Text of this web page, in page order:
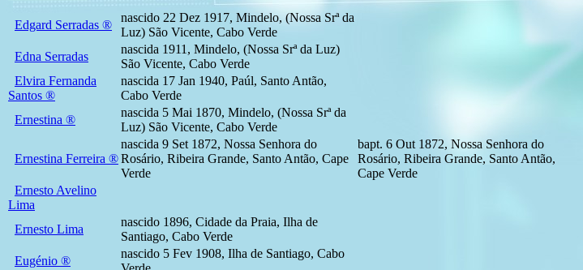
Edgard Serradas ®
nascido 22 Dez 1917, Mindelo, (Nossa Srª da
Luz) São Vicente, Cabo Verde
Edna Serradas
nascida 1911, Mindelo, (Nossa Srª da Luz)
São Vicente, Cabo Verde
Elvira Fernanda
Santos ®
nascida 17 Jan 1940, Paúl, Santo Antão,
Cabo Verde
Ernestina ®
nascida 5 Mai 1870, Mindelo, (Nossa Srª da
Luz) São Vicente, Cabo Verde
Ernestina Ferreira ®
nascida 9 Set 1872, Nossa Senhora do
Rosário, Ribeira Grande, Santo Antão, Cape
Verde
bapt. 6 Out 1872, Nossa Senhora do
Rosário, Ribeira Grande, Santo Antão,
Cape Verde
Ernesto Avelino
Lima
Ernesto Lima
nascido 1896, Cidade da Praia, Ilha de
Santiago, Cabo Verde
Eugénio ®
nascido 5 Fev 1908, Ilha de Santiago, Cabo